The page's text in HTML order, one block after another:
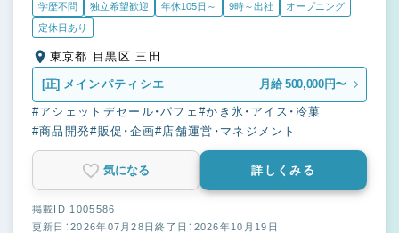
学歴不問 独立希望歓迎 年休105日～ 9時～出社
オープニング
定休日あり
東京都 目黒区 三田
[正] メインパティシエ 月給 500,000円〜
#アシェットデセール・パフェ#かき氷・アイス・冷菓
#商品開発#販促・企画#店舗運営・マネジメント
気になる 詳しくみる
掲載ID 1005586
更新日：2026年07月28日終了日：2026年10月19日